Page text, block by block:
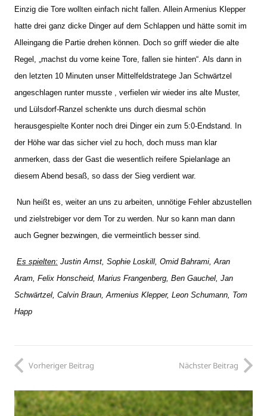
Einzig die Tore wollten einfach nicht fallen. Allein Armenius Klepper
hatte drei ganz dicke Dinger auf dem Schlappen und hätte somit im
Alleingang die Partie drehen können. Doch so griff wieder die alte
Regel, „machst du vorne keine Tore, fallen sie hinten“. Als dann in
den letzten 10 Minuten unser Mittelfeldstratege Jan Schwärtzel
angeschlagen runter musste , verfielen wir wieder ins alte Muster,
und Lülsdorf-Ranzel schenkte uns durch diesmal schön
herausgespielte Konter noch drei Dinger ein zum 5:0-Endstand. In
der Höhe war das sicher viel zu hoch, doch muss man klar
anmerken, dass der Gast die wesentlich reifere Spielanlage an
diesem Abend besaß, so dass der Sieg verdient war.
Nun heißt es, weiter an uns zu arbeiten, unnötige Fehler abzustellen
und zielstrebiger vor dem Tor zu werden. Nur so kann man dann
auch Gegner bezwingen, die vermeintlich besser sind.
Es spielten: Justin Arnst, Sophie Loskill, Omid Bahrami, Aran
Aram, Felix Honscheid, Marius Frangenberg, Ben Gauchel, Jan
Schwärtzel, Calvin Braun, Armenius Klepper, Leon Schumann, Tom
Happ
Vorheriger Beitrag Nächster Beitrag